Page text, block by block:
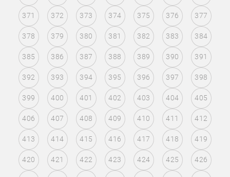
371 372 373 374 375 376 377
378 379 380 381 382 383 384
385 386 387 388 389 390 391
392 393 394 395 396 397 398
399 400 401 402 403 404 405
406 407 408 409 410 411 412
413 414 415 416 417 418 419
420 421 422 423 424 425 426